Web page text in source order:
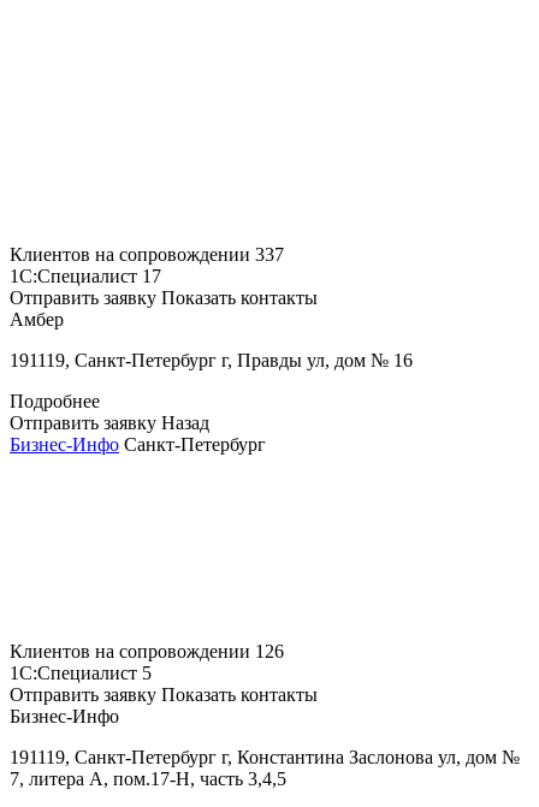
Клиентов на сопровождении 337
1С:Специалист 17
Отправить заявку Показать контакты
Амбер
191119, Санкт-Петербург г, Правды ул, дом № 16
Подробнее
Отправить заявку Назад
Бизнес-Инфо Санкт-Петербург
Клиентов на сопровождении 126
1С:Специалист 5
Отправить заявку Показать контакты
Бизнес-Инфо
191119, Санкт-Петербург г, Константина Заслонова ул, дом №
7, литера А, пом.17-Н, часть 3,4,5